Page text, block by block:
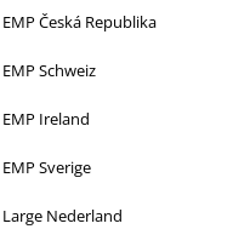
EMP Česká Republika
EMP Schweiz
EMP Ireland
EMP Sverige
Large Nederland
Finns även i stora storlekar